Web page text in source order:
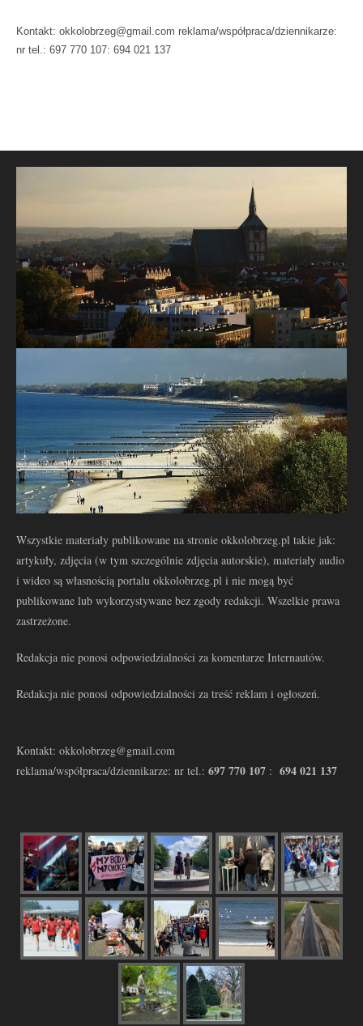
Kontakt: okkolobrzeg@gmail.com reklama/współpraca/dziennikarze:
nr tel.: 697 770 107: 694 021 137
Wszystkie materiały publikowane na stronie okkolobrzeg.pl takie jak:
artykuły, zdjęcia (w tym szczególnie zdjęcia autorskie), materiały audio
i wideo są własnością portalu okkolobrzeg.pl i nie mogą być
publikowane lub wykorzystywane bez zgody redakcji. Wszelkie prawa
zastrzeżone.
Redakcja nie ponosi odpowiedzialności za komentarze Internautów.
Redakcja nie ponosi odpowiedzialności za treść reklam i ogłoszeń.
Kontakt: okkolobrzeg@gmail.com
reklama/współpraca/dziennikarze: nr tel.: 697 770 107 : 694 021 137